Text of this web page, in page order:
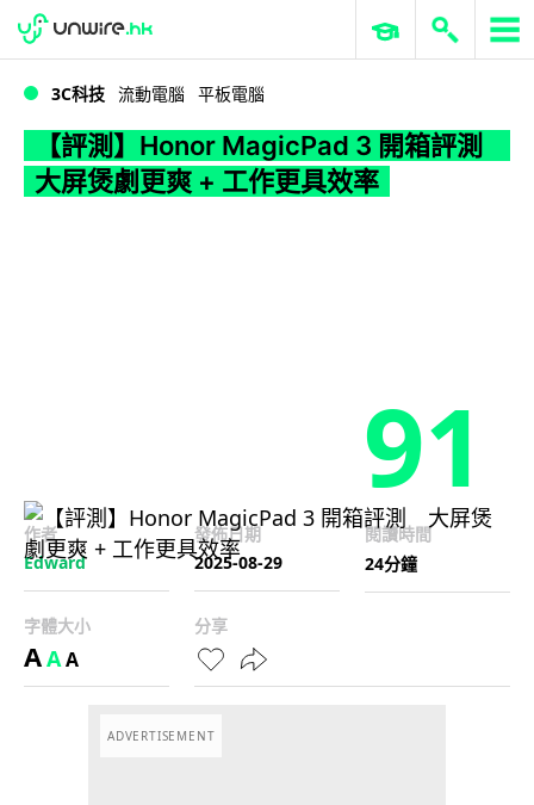
WWDC 2026 ERP 與商業 AI
3C科技 流動電腦 平板電腦
【評測】Honor MagicPad 3 開箱評測
大屏煲劇更爽 + 工作更具效率
91
作者
Edward
發佈日期
2025-08-29
閱讀時間
24分鐘
字體大小
AAA
分享
ADVERTISEMENT